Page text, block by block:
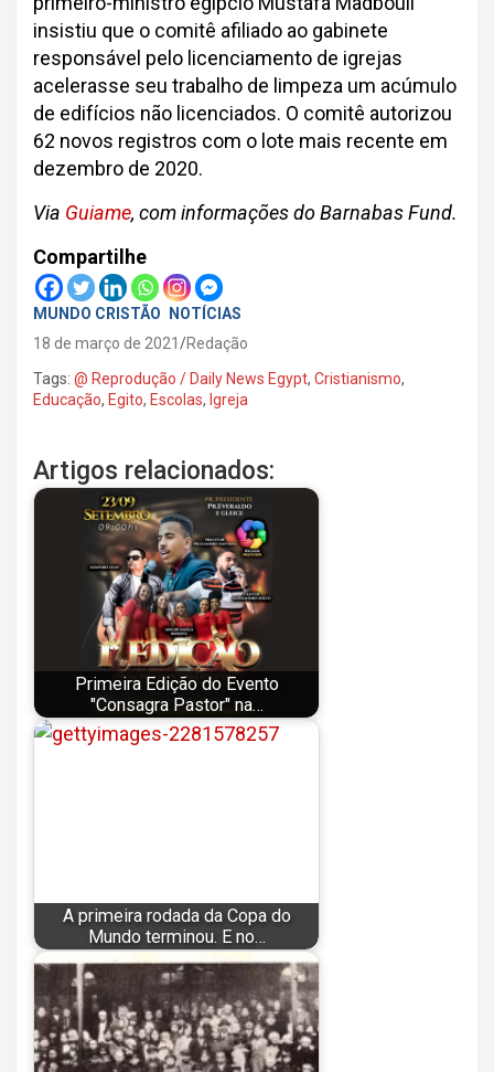
insistiu que o comitê afiliado ao gabinete
responsável pelo licenciamento de igrejas
acelerasse seu trabalho de limpeza um acúmulo
de edifícios não licenciados. O comitê autorizou
62 novos registros com o lote mais recente em
dezembro de 2020.
Via Guiame, com informações do Barnabas Fund.
Compartilhe
MUNDO CRISTÃO
NOTÍCIAS
18 de março de 2021
Redação
Tags: @ Reprodução / Daily News Egypt, Cristianismo,
Educação, Egito, Escolas, Igreja
Artigos relacionados:
Primeira Edição do Evento
"Consagra Pastor" na…
A primeira rodada da Copa do
Mundo terminou. E no…